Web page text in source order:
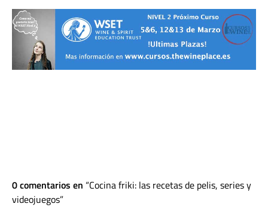
0 comentarios en Cocina friki: las recetas de pelis, series y
videojuegos